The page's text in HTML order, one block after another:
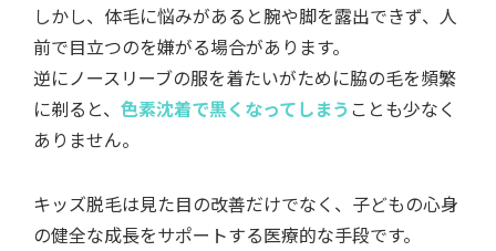
しかし、体毛に悩みがあると腕や脚を露出できず、人
前で目立つのを嫌がる場合があります。
逆にノースリーブの服を着たいがために脇の毛を頻繁
に剃ると、 色素沈着で黒くなってしまう ことも少なく
ありません。
キッズ脱毛は見た目の改善だけでなく、子どもの心身
の健全な成長をサポートする医療的な手段です。